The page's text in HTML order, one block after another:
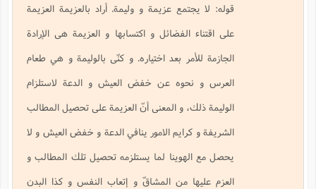
قوله: لا يجتمع عزيمة و وليمة. أراد بالعزيمة العزيمة
على اقتناء الفضائل و اكتسابها و العزيمة هى الإرادة
الجازمة للأمر بعد اختياره. و كنّى بالوليمة و هي طعام
العرس و نحوه عن خفض العيش و الدعة لاستلزام
الوليمة ذلك، و المعنى أنّ العزيمة على تحصيل المطالب
الشريفة و كرايم الامور ينافي الدعة و خفض العيش و لا
يحصل مع الهوينا لما يستلزمه تحصيل تلك المطالب و
العزم عليها من المشاقّ و إتعاب النفس و كذا البدن